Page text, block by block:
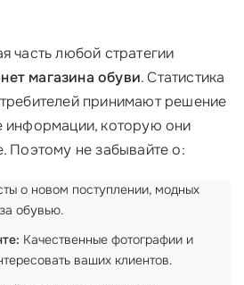
часть любой стратегии
магазина обуви. Статистика
принимают решение
информации, которую они
Поэтому не забывайте о:
о новом поступлении, модных
обувью.
Качественные фотографии и
ваших клиентов.